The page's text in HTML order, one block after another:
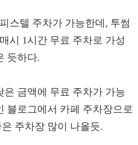
스텔 주차가 가능한데, 투썸
시 1시간 무료 주차로 가성
듯하다.
은 금액에 무료 주차가 가능
블로그에서 카페 주차장으로
주차장 많이 나올듯.